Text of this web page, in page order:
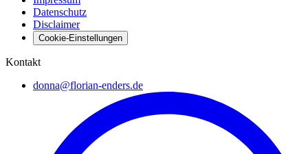
Datenschutz
Disclaimer
Cookie-Einstellungen
Kontakt
donna@florian-enders.de